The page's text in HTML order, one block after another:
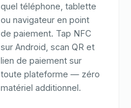
quel téléphone, tablette
ou navigateur en point
de paiement. Tap NFC
sur Android, scan QR et
lien de paiement sur
toute plateforme — zéro
matériel additionnel.